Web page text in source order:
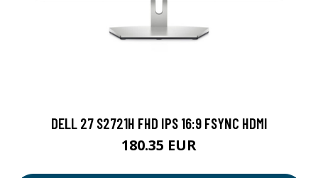
DELL 27 S2721H FHD IPS 16:9 FSYNC HDMI
180.35 EUR